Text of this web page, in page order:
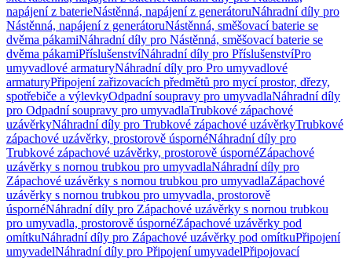
napájení z baterieNástěnná, napájení z generátoruNáhradní díly pro
Nástěnná, napájení z generátoruNástěnná, směšovací baterie se
dvěma pákamiNáhradní díly pro Nástěnná, směšovací baterie se
dvěma pákamiPříslušenstvíNáhradní díly pro PříslušenstvíPro
umyvadlové armaturyNáhradní díly pro Pro umyvadlové
armaturyPřipojení zařizovacích předmětů pro mycí prostor, dřezy,
spotřebiče a výlevkyOdpadní soupravy pro umyvadlaNáhradní díly
pro Odpadní soupravy pro umyvadlaTrubkové zápachové
uzávěrkyNáhradní díly pro Trubkové zápachové uzávěrkyTrubkové
zápachové uzávěrky, prostorově úspornéNáhradní díly pro
Trubkové zápachové uzávěrky, prostorově úspornéZápachové
uzávěrky s nornou trubkou pro umyvadlaNáhradní díly pro
Zápachové uzávěrky s nornou trubkou pro umyvadlaZápachové
uzávěrky s nornou trubkou pro umyvadla, prostorově
úspornéNáhradní díly pro Zápachové uzávěrky s nornou trubkou
pro umyvadla, prostorově úspornéZápachové uzávěrky pod
omítkuNáhradní díly pro Zápachové uzávěrky pod omítkuPřipojení
umyvadelNáhradní díly pro Připojení umyvadelPřipojovací